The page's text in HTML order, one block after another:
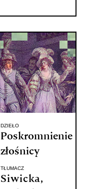
DZIEŁO
Poskromnienie
złośnicy
TŁUMACZ
Siwicka,